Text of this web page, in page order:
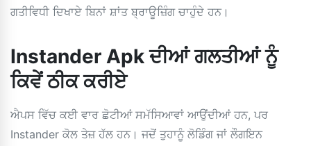
ਗਤੀਵਿਧੀ ਦਿਖਾਏ ਬਿਨਾਂ ਸ਼ਾਂਤ ਬ੍ਰਾਊਜ਼ਿੰਗ ਚਾਹੁੰਦੇ ਹਨ।
Instander Apk ਦੀਆਂ ਗਲਤੀਆਂ ਨੂੰ
ਕਿਵੇਂ ਠੀਕ ਕਰੀਏ
ਐਪਸ ਵਿੱਚ ਕਈ ਵਾਰ ਛੋਟੀਆਂ ਸਮੱਸਿਆਵਾਂ ਆਉਂਦੀਆਂ ਹਨ, ਪਰ
Instander ਕੋਲ ਤੇਜ਼ ਹੱਲ ਹਨ। ਜਦੋਂ ਤੁਹਾਨੂੰ ਲੋਡਿੰਗ ਜਾਂ ਲੌਗਇਨ